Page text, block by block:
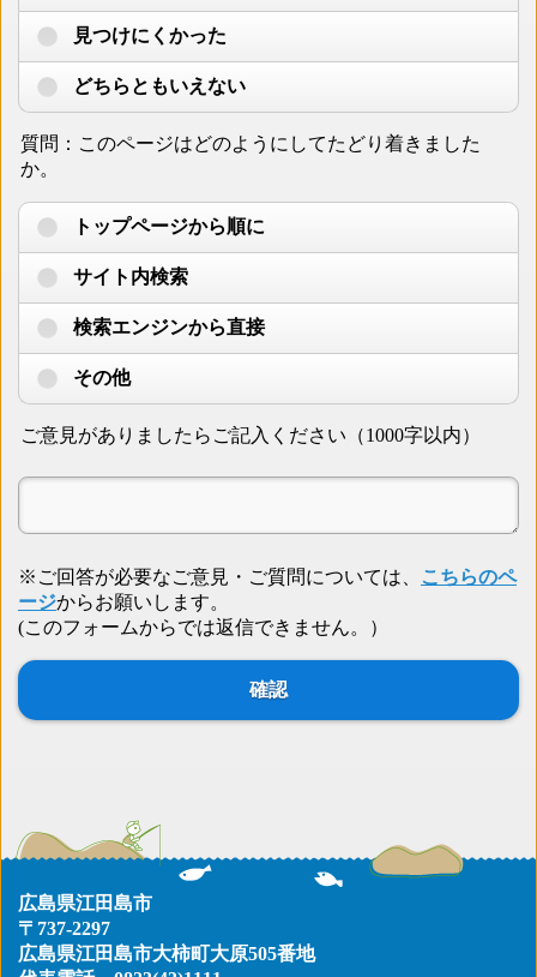
見つけにくかった
どちらともいえない
質問：このページはどのようにしてたどり着きました
か。
トップページから順に
サイト内検索
検索エンジンから直接
その他
ご意見がありましたらご記入ください（1000字以内）
※ご回答が必要なご意見・ご質問については、
こちらのペ
ージからお願いします。
(このフォームからでは返信できません。）
広島県江田島市
〒737-2297
広島県江田島市大柿町大原505番地